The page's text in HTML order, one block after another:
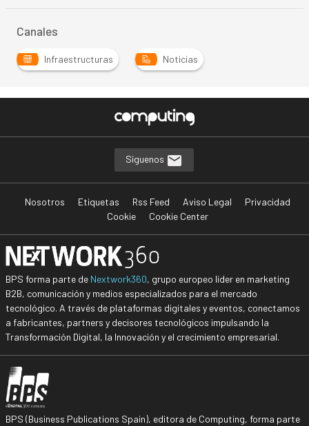
Canales
Infraestructuras Noticias
Síguenos
Nosotros Etiquetas Rss Feed Aviso Legal
Privacidad
Cookie
Cookie Center
BPS forma parte de Nextwork360, grupo europeo líder en marketing
B2B, comunicación y medios especializados para el mercado
tecnológico. A través de plataformas digitales y eventos, conectamos
a fabricantes, partners y decisores tecnológicos impulsando la
Transformación Digital, la Innovación y el crecimiento empresarial.
BPS (Business Publications Spain), editora de Computing, forma parte